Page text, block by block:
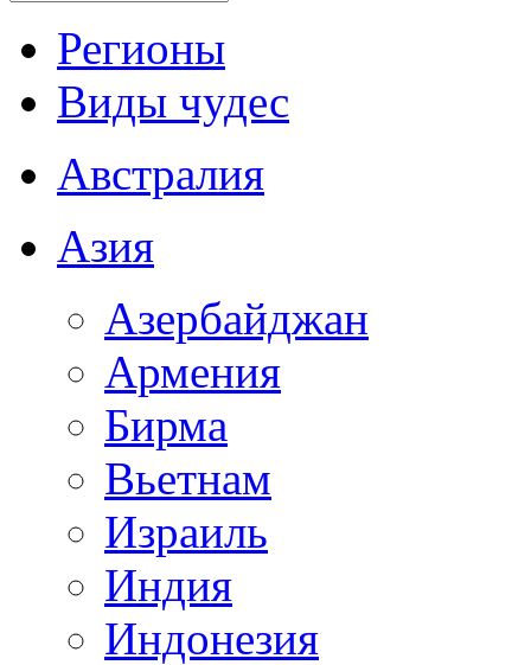
Регионы
Виды чудес
Австралия
Азия
Азербайджан
Армения
Бирма
Вьетнам
Израиль
Индия
Индонезия